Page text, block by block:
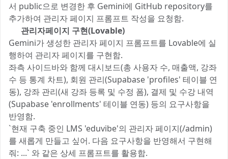
서 public으로 변경한 후 Gemini에 GitHub repository를
추가하여 관리자 페이지 프롬프트 작성을 요청함.
관리자페이지 구현(Lovable)
Gemini가 생성한 관리자 페이지 프롬프트를 Lovable에 실
행하여 관리자 페이지를 구현함.
좌측 사이드바와 함께 대시보드(총 사용자 수, 매출액, 강좌
수 등 통계 차트), 회원 관리(Supabase 'profiles' 테이블 연
동), 강좌 관리(새 강좌 등록 및 수정 폼), 결제 및 수강 내역
(Supabase 'enrollments' 테이블 연동) 등의 요구사항을
반영함.
`현재 구축 중인 LMS 'eduvibe'의 관리자 페이지(/admin)
를 새롭게 만들고 싶어. 다음 요구사항을 반영해서 구현해
줘: ...` 와 같은 상세 프롬프트를 활용함.